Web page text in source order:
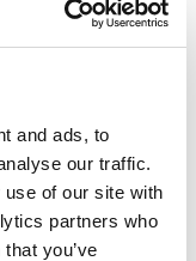
and ads, to
our traffic.
of our site with
partners who
you’ve